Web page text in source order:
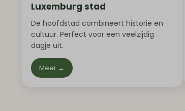
Luxemburg stad
De hoofdstad combineert historie en
cultuur. Perfect voor een veelzijdig
dagje uit.
Meer →